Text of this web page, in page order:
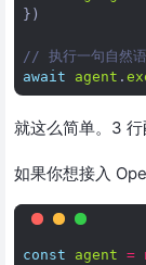
})
// 执行一句自然
await
agent .
就这么简单。3 行
如果你想接入
const agent =